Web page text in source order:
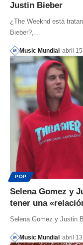
Justin Bieber
¿The Weeknd está
Bieber?,…
Music Mundial abril
POP
Selena Gomez y
tener una
Selena Gomez y Justin
Music Mundial abril